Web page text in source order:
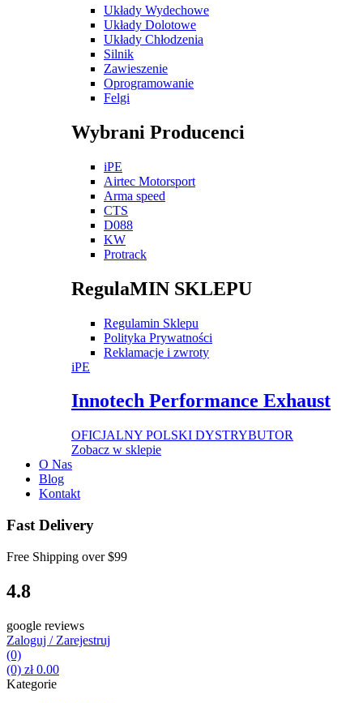
Układy Wydechowe
Układy Dolotowe
Układy Chłodzenia
Silnik
Zawieszenie
Oprogramowanie
Felgi
Wybrani Producenci
iPE
Airtec Motorsport
Arma speed
CTS
D088
KW
Protrack
RegulaMIN SKLEPU
Regulamin Sklepu
Polityka Prywatności
Reklamacje i zwroty
iPE
Innotech Performance Exhaust
OFICJALNY POLSKI DYSTRYBUTOR
Zobacz w sklepie
O Nas
Blog
Kontakt
Fast Delivery
Free Shipping over$99
4.8
google reviews
Zaloguj / Zarejestruj
(0)
(0) zł0.00
Kategorie